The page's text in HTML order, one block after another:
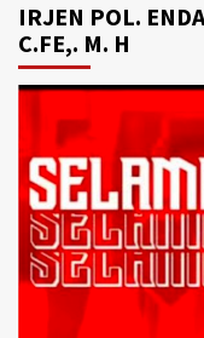
IRJEN POL.
C.FE,. M. H